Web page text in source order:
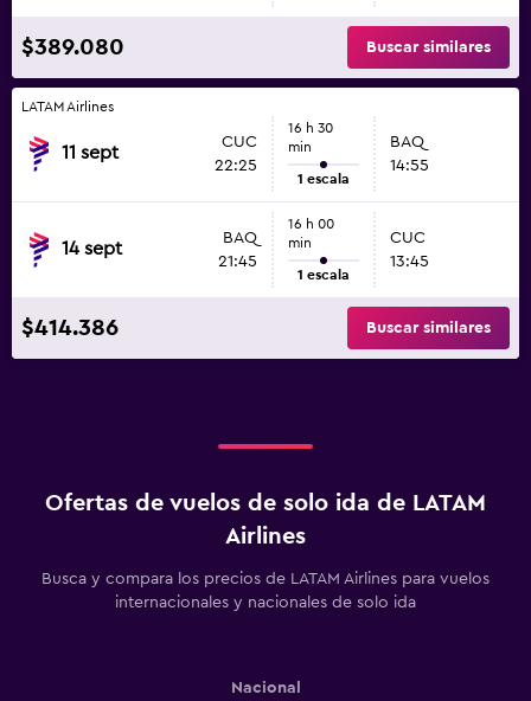
$389.080 Buscar similares
LATAM Airlines
11 sept
CUC
22:25
16 h 30
min
1 escala
BAQ
14:55
14 sept
BAQ
21:45
16 h 00
min
1 escala
CUC
13:45
$414.386 Buscar similares
Ofertas de vuelos de solo ida de LATAM
Airlines
Busca y compara los precios de LATAM Airlines para vuelos
internacionales y nacionales de solo ida
Nacional